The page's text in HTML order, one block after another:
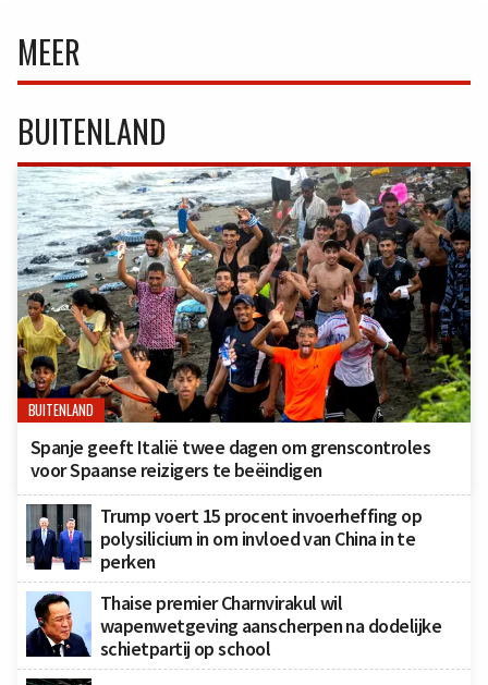
MEER
BUITENLAND
BUITENLAND
Spanje geeft Italië twee dagen om grenscontroles
voor Spaanse reizigers te beëindigen
Trump voert 15 procent invoerheffing op
polysilicium in om invloed van China in te
perken
Thaise premier Charnvirakul wil
wapenwetgeving aanscherpen na dodelijke
schietpartij op school